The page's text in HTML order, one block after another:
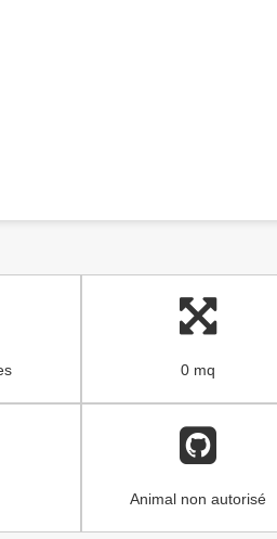
0 mq
Animal non autorisé